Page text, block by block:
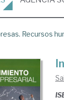
Recursos